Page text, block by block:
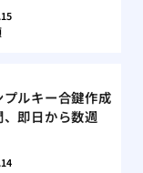
プルキー合鍵作成
、即日から数週